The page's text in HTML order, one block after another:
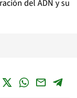
del ADN y su